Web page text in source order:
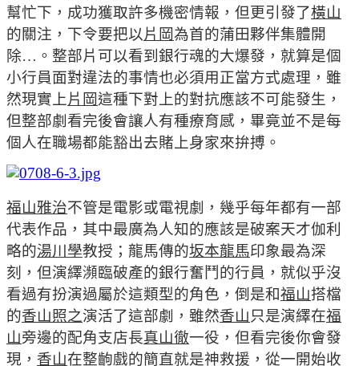
幫忙下，成功獲取許多機密情報，但更引發了橫山
的關注，下令要把以片岡為首的蒲田夥伴集體開
除…。整部片可以看到銀行魂的大爆發，就算是個
小行員面對違法的事情也必須用正當方式處理，雖
然現實上片岡這種下對上的對抗應該不可能發生，
但整部劇看完後會讓人有種療育感，畢竟並不是每
個人在職場都能豁出去賭上身家來拚搏。
福山雅治不管是電影或電視劇，幾乎每年都有一部
代表作品，其中最廣為人知的應該是破案天才伽利
略的湯川學教授；龍馬傳的坂本龍馬印象最為深
刻，但演繹瀕臨破產的銀行奮鬥的行員，就似乎沒
看過有扮演過屬於這類型的角色，倒是和福山搭檔
的香山照之演活了這部劇，雖然香山 只是演繹在福
山旁邊的配角支店長真山徹一役，但看完後你會發
現， 香山在整齣戲的簡直就是神救援，從一開始收